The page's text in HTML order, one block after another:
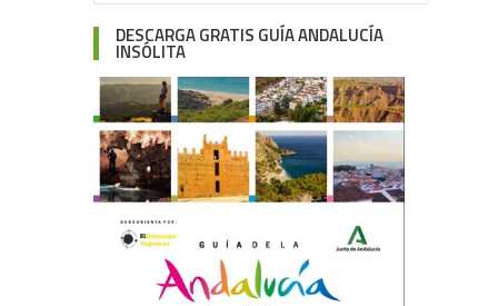
DESCARGA GRATIS GUÍA ANDALUCÍA
INSÓLITA